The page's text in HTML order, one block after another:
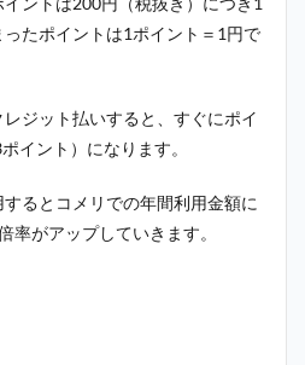
たポイントは1ポイント＝1円で
ジット払いすると、すぐにポイ
イント）になります。
るとコメリでの年間利用金額に
率がアップしていきます。